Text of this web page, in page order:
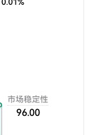
0.01%
市场稳定性
96.00